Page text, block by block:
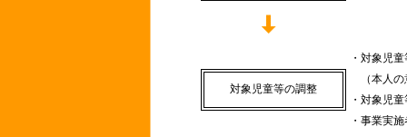
対象児童等の調整
・対象児
（本人の
・対象児
・事業実